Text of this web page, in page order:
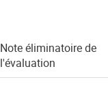
Note éliminatoire de
l'évaluation